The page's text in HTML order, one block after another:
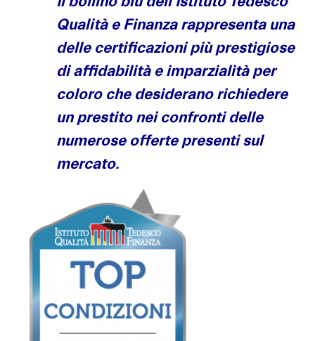
Qualità e Finanza rappresenta una
delle certificazioni più prestigiose
di affidabilità e imparzialità per
coloro che desiderano richiedere
un prestito nei confronti delle
numerose offerte presenti sul
mercato.